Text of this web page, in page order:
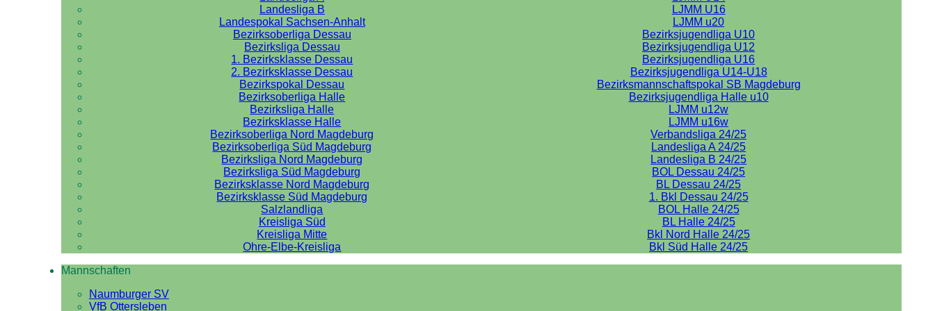
Landesliga B
LJMM U16
Landespokal Sachsen-Anhalt
LJMM u20
Bezirksoberliga Dessau
Bezirksjugendliga U10
Bezirksliga Dessau
Bezirksjugendliga U12
1. Bezirksklasse Dessau
Bezirksjugendliga U16
2. Bezirksklasse Dessau
Bezirksjugendliga U14-U18
Bezirkspokal Dessau
Bezirksmannschaftspokal SB Magdeburg
Bezirksoberliga Halle
Bezirksjugendliga Halle u10
Bezirksliga Halle
LJMM u12w
Bezirksklasse Halle
LJMM u16w
Bezirksoberliga Nord Magdeburg
Verbandsliga 24/25
Bezirksoberliga Süd Magdeburg
Landesliga A 24/25
Bezirksliga Nord Magdeburg
Landesliga B 24/25
Bezirksliga Süd Magdeburg
BOL Dessau 24/25
Bezirksklasse Nord Magdeburg
BL Dessau 24/25
Bezirksklasse Süd Magdeburg
1. Bkl Dessau 24/25
Salzlandliga
BOL Halle 24/25
Kreisliga Süd
BL Halle 24/25
Kreisliga Mitte
Bkl Nord Halle 24/25
Ohre-Elbe-Kreisliga
Bkl Süd Halle 24/25
Mannschaften
Naumburger SV
VfB Ottersleben